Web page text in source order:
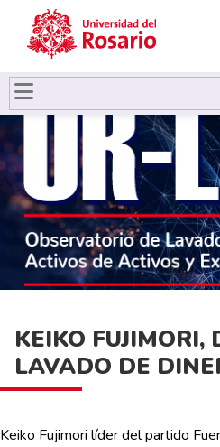
Pasar al contenido principal
KEIKO FUJIMORI,
LAVADO DE
Keiko Fujimori líder del partido